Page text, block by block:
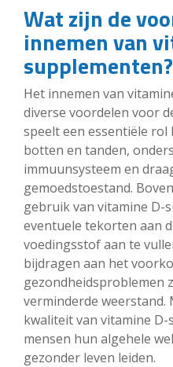
Wat zijn de
innemen van
supplementen?
Het innemen van
diverse voordelen voor
speelt een essentiële
botten en tanden,
immuunsysteem en
gemoedstoestand.
gebruik van vitamine D-
eventuele tekorten aan
voedingsstof aan te
bijdragen aan het
gezondheidsproblemen
verminderde weerstand.
kwaliteit van vitamine
mensen hun algehele
gezonder leven leiden.